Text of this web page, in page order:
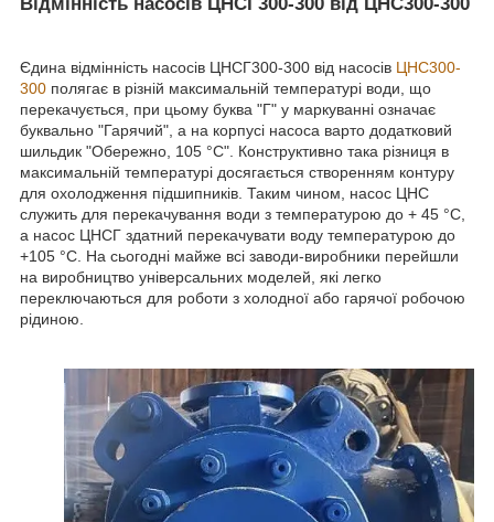
Відмінність насосів ЦНСГ300-300 від ЦНС300-300
Єдина відмінність насосів ЦНСГ300-300 від насосів ЦНС300-
300 полягає в різній максимальній температурі води, що
перекачується, при цьому буква "Г" у маркуванні означає
буквально "Гарячий", а на корпусі насоса варто додатковий
шильдик "Обережно, 105 °C". Конструктивно така різниця в
максимальній температурі досягається створенням контуру
для охолодження підшипників. Таким чином, насос ЦНС
служить для перекачування води з температурою до + 45 °C,
а насос ЦНСГ здатний перекачувати воду температурою до
+105 °C. На сьогодні майже всі заводи-виробники перейшли
на виробництво універсальних моделей, які легко
переключаються для роботи з холодної або гарячої робочою
рідиною.